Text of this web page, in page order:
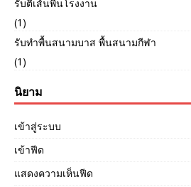
รับตีเส้นพื้นโรงงาน
(1)
รับทำพื้นสนามบาส พื้นสนามกีฬา
(1)
นิยาม
เข้าสู่ระบบ
เข้าฟีด
แสดงความเห็นฟีด